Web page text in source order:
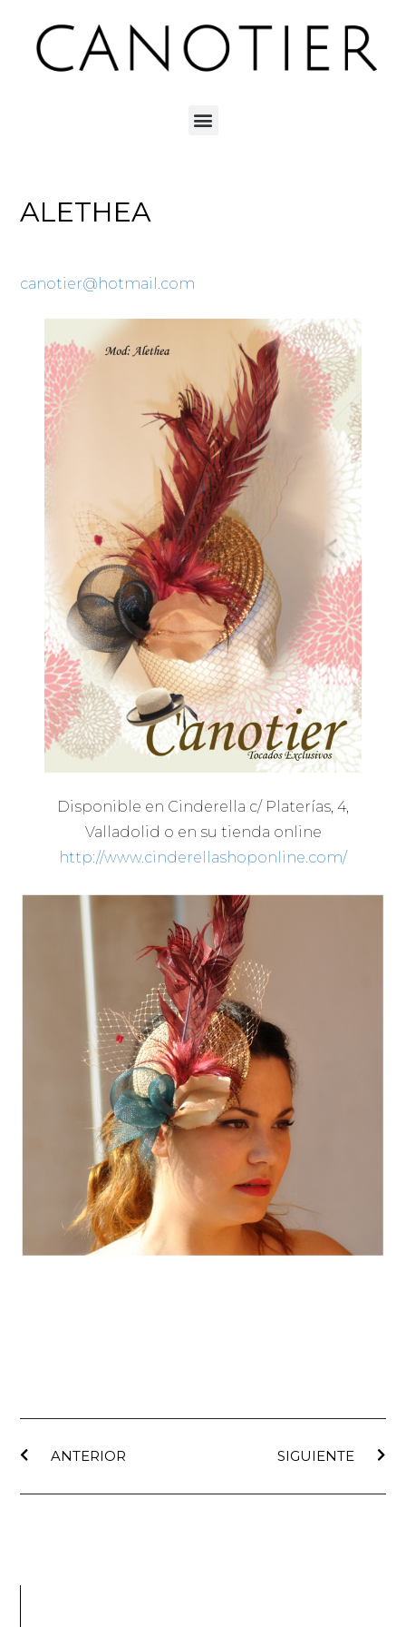
ALETHEA
canotier@hotmail.com
Disponible en Cinderella c/ Platerías, 4,
Valladolid o en su tienda online
http://www.cinderellashoponline.com/
ANTERIOR SIGUIENTE